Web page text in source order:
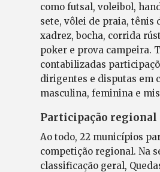
como futsal, voleibol,
sete, vôlei de praia, tênis
xadrez, bocha, corrida
poker e prova campeira.
contabilizadas
dirigentes e disputas em
masculina, feminina e
Participação regional
Ao todo, 22 municípios
competição regional. Na
classificação geral,